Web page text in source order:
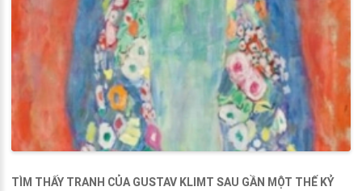
TÌM THẤY TRANH CỦA GUSTAV KLIMT SAU GẦN MỘT THẾ KỶ